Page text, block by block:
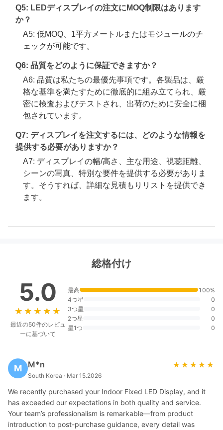
Q5: LEDディスプレイの注文にMOQ制限はあります
か？
A5: 低MOQ、1平方メートルまたはモジュールのチ
ェックが可能です。
Q6: 品質をどのように保証できますか？
A6: 品質は私たちの最優先事項です。各製品は、厳
格な基準を満たすために徹底的に組み立てられ、厳
密に検査およびテストされ、出荷のために安全に梱
包されています。
Q7: ディスプレイを注文するには、どのような情報を
提供する必要がありますか？
A7: ディスプレイの幅/高さ、主な用途、視聴距離、
シーンの写真、特別な要件を提供する必要がありま
す。そうすれば、詳細な見積もりリストを提供でき
ます。
総格付け
5.0
★★★★★
★★★★★
最近の50件のレビュ
ーに基づいて
最高
100%
4つ星
0
3つ星
0
2つ星
0
星1つ
0
M M*n
South Korea · Mar 15.2026
★★★★★
★★★★★
We recently purchased your Indoor Fixed LED Display, and it
has exceeded our expectations in both quality and service.
Your team’s professionalism is remarkable—from product
introduction to post-purchase guidance, every detail was